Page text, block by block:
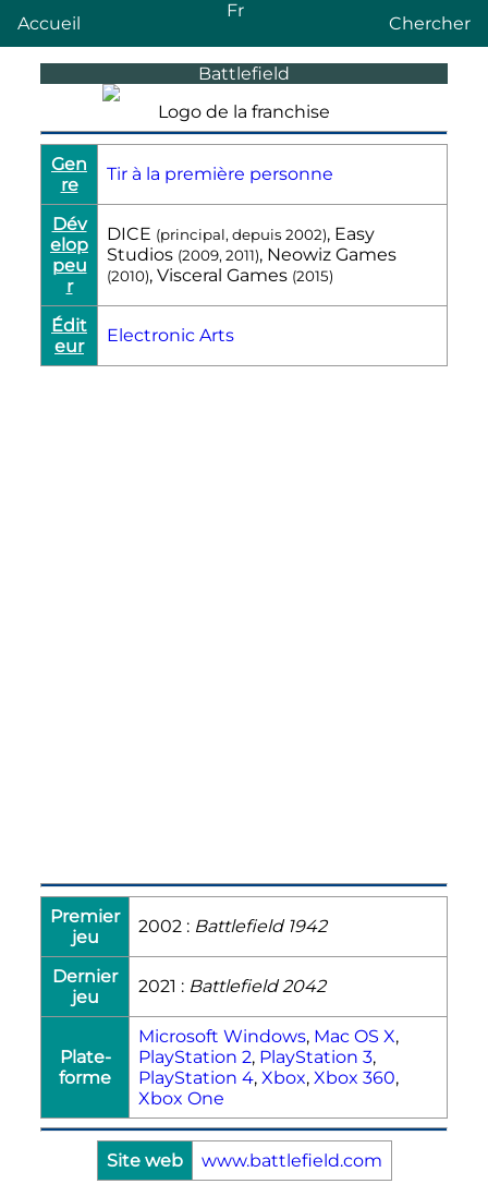
Accueil
Fr
Chercher
Battlefield
Logo de la franchise
Gen
re
Tir à la première personne
Dév
elop
peu
r
DICE (principal, depuis 2002), Easy
Studios (2009, 2011), Neowiz Games
(2010), Visceral Games (2015)
Édit
eur
Electronic Arts
Premier
jeu
2002 : Battlefield 1942
Dernier
jeu
2021 : Battlefield 2042
Plate-
forme
Microsoft Windows, Mac OS X,
PlayStation 2, PlayStation 3,
PlayStation 4, Xbox, Xbox 360,
Xbox One
Site web www.battlefield.com